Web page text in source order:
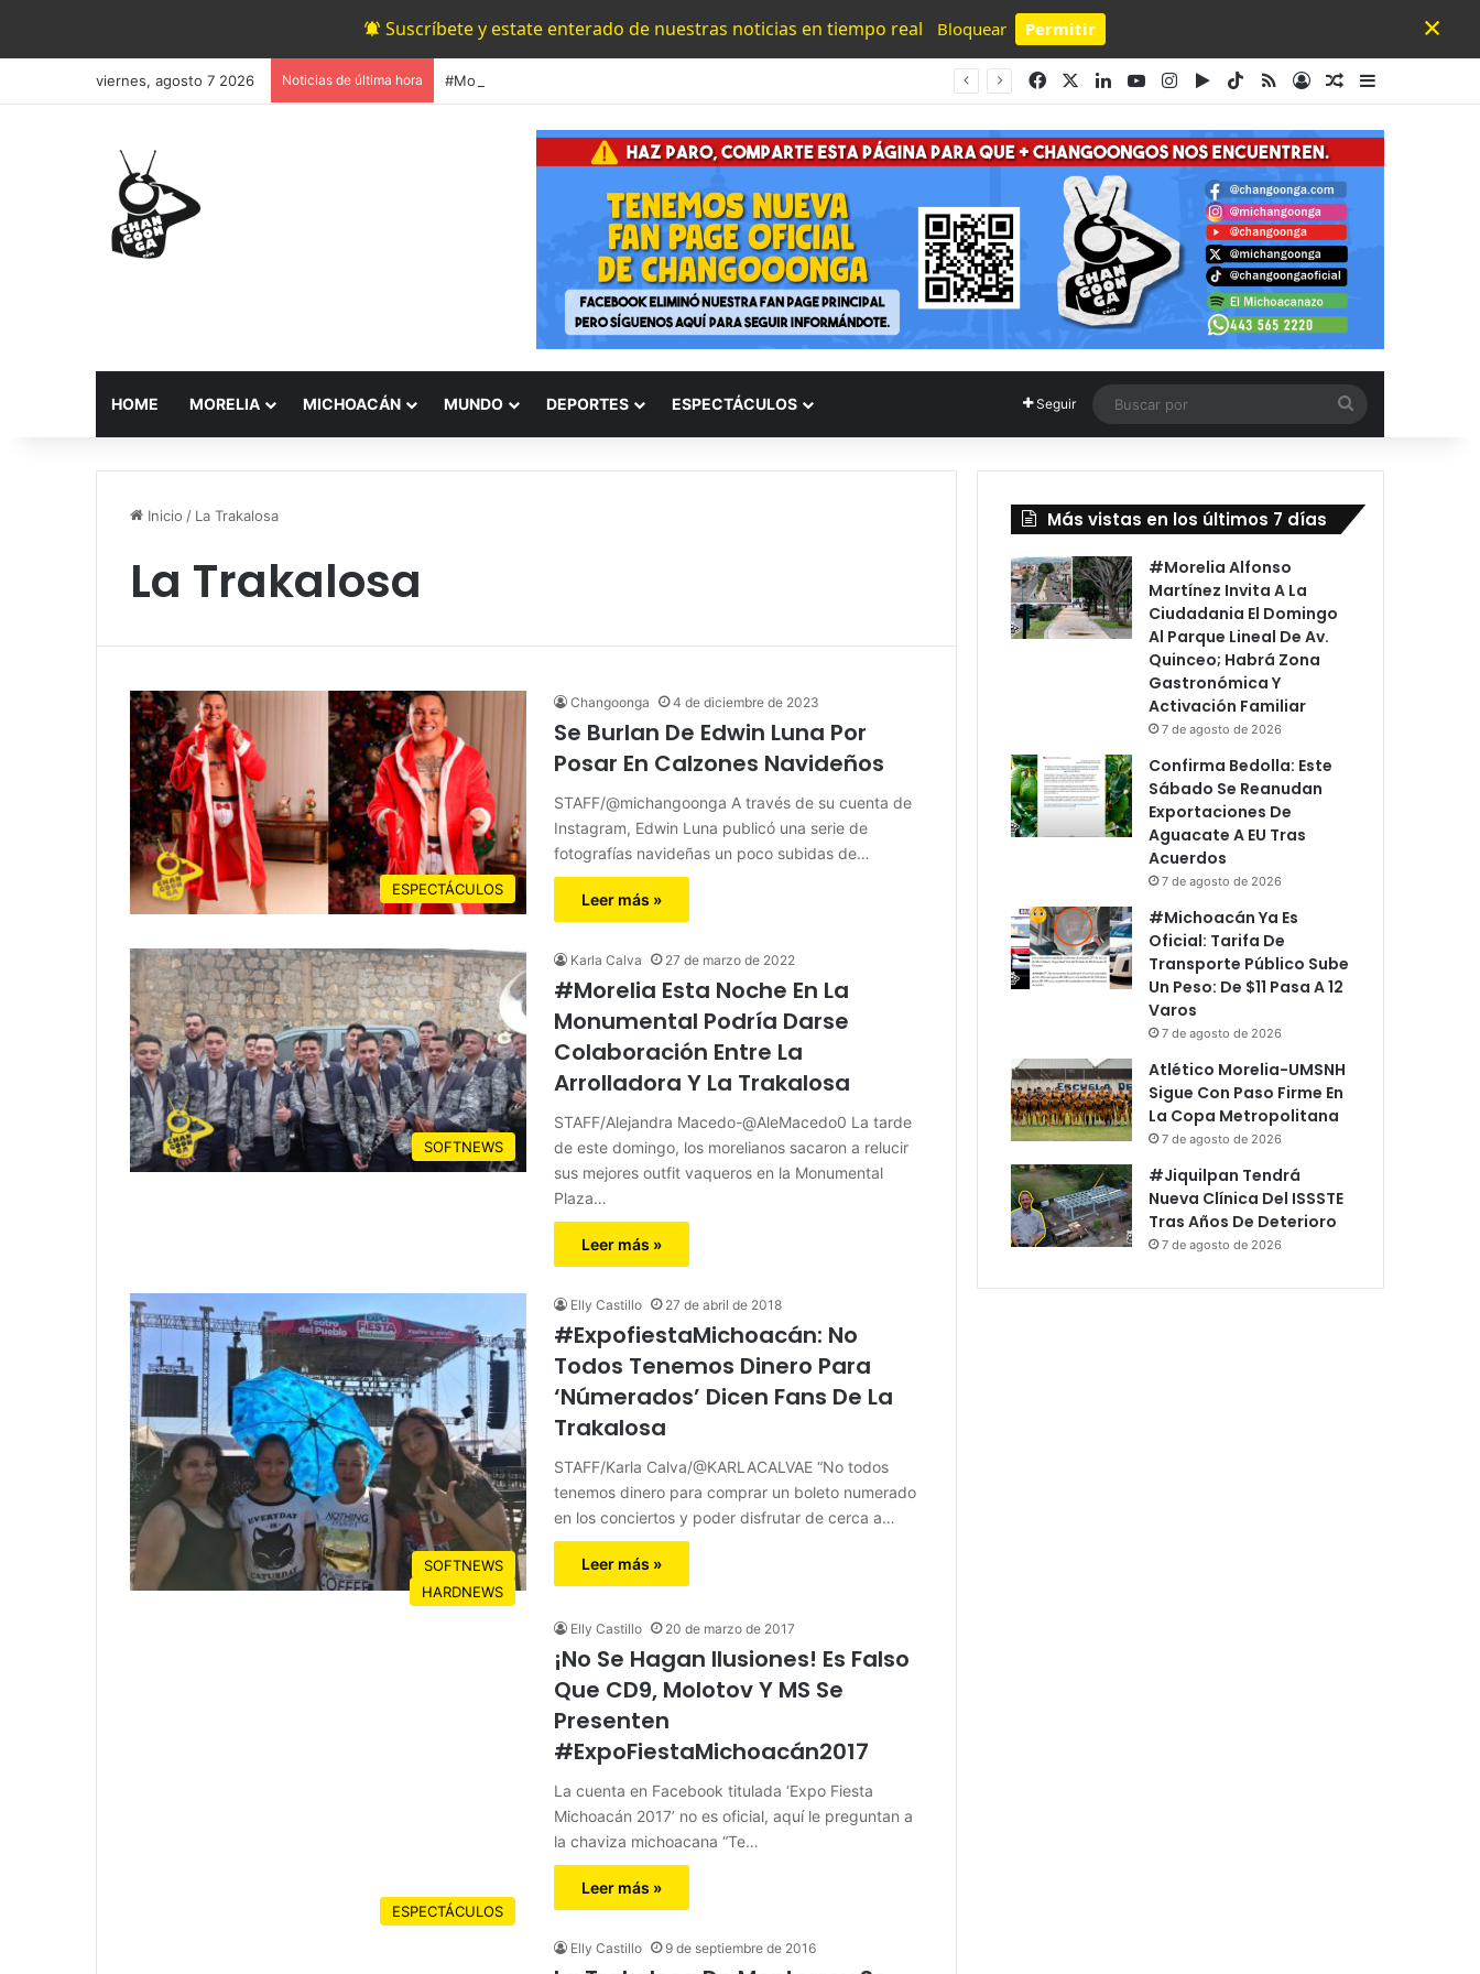
Suscríbete y estate enterado de nuestras noticias en tiempo real Bloquear Permitir
Powered by SendPulse
×
viernes, agosto 7 2026 Noticias de última hora FacebookLinkedInYouTubeInstagram
Google Play
TikTok
RSS AccesoPublicación al
HOME MORELIA MICHOACÁN MUNDO DEPORTES ESPECTÁCULOS Seguir
por
Inicio / La Trakalosa
La Trakalosa
ESPECTÁCULOS
Changoonga 4 de diciembre de 2023
Se Burlan De Edwin Luna Por
Posar En Calzones Navideños
STAFF/@michangoonga A través de su cuenta de
Instagram, Edwin Luna publicó una serie de
fotografías navideñas un poco subidas de…
Leer más »
SOFTNEWS
Karla Calva 27 de marzo de 2022
#Morelia Esta Noche En La
Monumental Podría Darse
Colaboración Entre La
Arrolladora Y La Trakalosa
STAFF/Alejandra Macedo-@AleMacedo0 La tarde
de este domingo, los morelianos sacaron a relucir
sus mejores outfit vaqueros en la Monumental
Plaza…
Leer más »
SOFTNEWS
Elly Castillo 27 de abril de 2018
#ExpofiestaMichoacán: No
Todos Tenemos Dinero Para
‘Númerados’ Dicen Fans De La
Trakalosa
STAFF/Karla Calva/@KARLACALVAE “No todos
tenemos dinero para comprar un boleto numerado
en los conciertos y poder disfrutar de cerca a…
Leer más »
HARDNEWS
Elly Castillo 20 de marzo de 2017
¡No Se Hagan Ilusiones! Es Falso
Que CD9, Molotov Y MS Se
Presenten
#ExpoFiestaMichoacán2017
La cuenta en Facebook titulada ‘Expo Fiesta
Michoacán 2017’ no es oficial, aquí le preguntan a
la chaviza michoacana “Te…
Leer más »
ESPECTÁCULOS
Elly Castillo 9 de septiembre de 2016
Más vistas en los últimos 7 días
#Morelia Alfonso
Martínez Invita A La
Ciudadania El Domingo
Al Parque Lineal De Av.
Quinceo; Habrá Zona
Gastronómica Y
Activación Familiar
7 de agosto de 2026
Confirma Bedolla: Este
Sábado Se Reanudan
Exportaciones De
Aguacate A EU Tras
Acuerdos
7 de agosto de 2026
#Michoacán Ya Es
Oficial: Tarifa De
Transporte Público Sube
Un Peso: De $11 Pasa A 12
Varos
7 de agosto de 2026
Atlético Morelia-UMSNH
Sigue Con Paso Firme En
La Copa Metropolitana
7 de agosto de 2026
#Jiquilpan Tendrá
Nueva Clínica Del ISSSTE
Tras Años De Deterioro
7 de agosto de 2026